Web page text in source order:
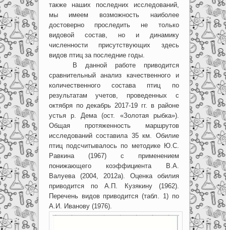
также наших последних исследований,
мы имеем возможность наиболее
достоверно проследить не только
видовой состав, но и динамику
численности присутствующих здесь
видов птиц за последние годы.
В данной работе приводится
сравнительный анализ качественного и
количественного состава птиц по
результатам учетов, проведенных с
октября по декабрь 2017-19 гг. в районе
устья р. Дема (ост. «Золотая рыбка»).
Общая протяженность маршрутов
исследований составила 35 км. Обилие
птиц подсчитывалось по методике Ю.С.
Равкина (1967) с применением
понижающего коэффициента В.А.
Валуева (2004, 2012а). Оценка обилия
приводится по А.П. Кузякину (1962).
Перечень видов приводится (табл. 1) по
А.И. Иванову (1976).